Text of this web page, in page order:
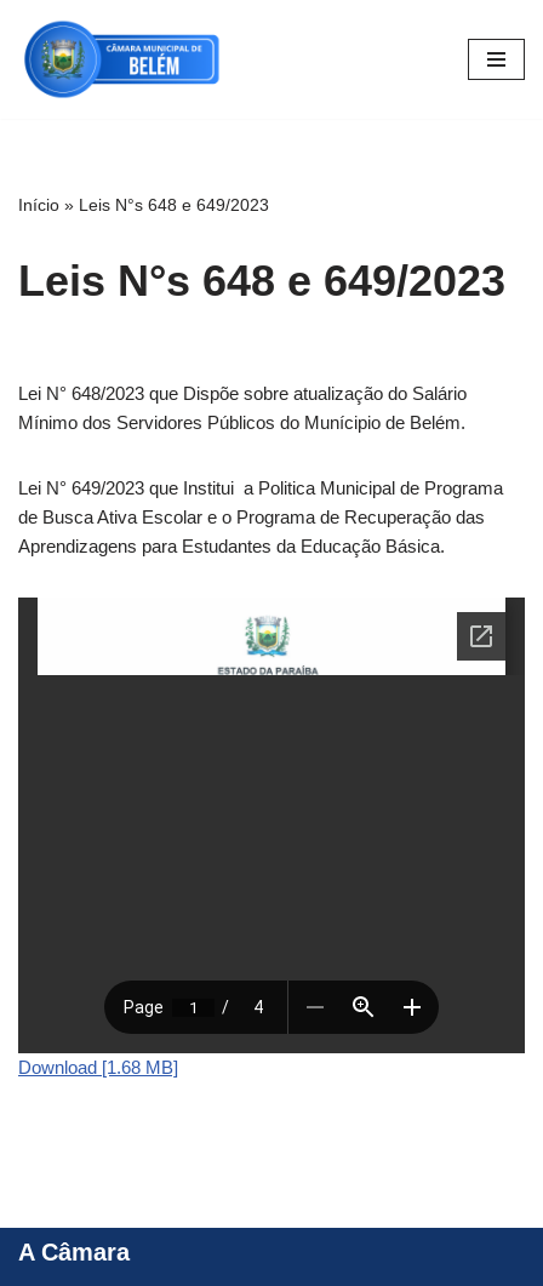
Pular
para
Início » Leis N°s 648 e 649/2023
Leis N°s 648 e 649/2023
Lei N° 648/2023 que Dispõe sobre atualização do Salário
Mínimo dos Servidores Públicos do Munícipio de Belém.
Lei N° 649/2023 que Institui a Politica Municipal de Programa
de Busca Ativa Escolar e o Programa de Recuperação das
Aprendizagens para Estudantes da Educação Básica.
Download [1.68 MB]
A Câmara